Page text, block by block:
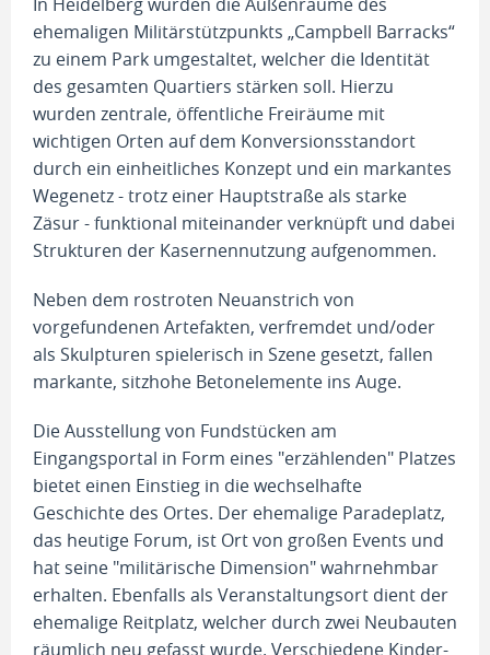
ehemaligen Militärstützpunkts „Campbell Barracks“
zu einem Park umgestaltet, welcher die Identität
des gesamten Quartiers stärken soll. Hierzu
wurden zentrale, öffentliche Freiräume mit
wichtigen Orten auf dem Konversionsstandort
durch ein einheitliches Konzept und ein markantes
Wegenetz - trotz einer Hauptstraße als starke
Zäsur - funktional miteinander verknüpft und dabei
Strukturen der Kasernennutzung aufgenommen.
Neben dem rostroten Neuanstrich von
vorgefundenen Artefakten, verfremdet und/oder
als Skulpturen spielerisch in Szene gesetzt, fallen
markante, sitzhohe Betonelemente ins Auge.
Die Ausstellung von Fundstücken am
Eingangsportal in Form eines "erzählenden" Platzes
bietet einen Einstieg in die wechselhafte
Geschichte des Ortes. Der ehemalige Paradeplatz,
das heutige Forum, ist Ort von großen Events und
hat seine "militärische Dimension" wahrnehmbar
erhalten. Ebenfalls als Veranstaltungsort dient der
ehemalige Reitplatz, welcher durch zwei Neubauten
räumlich neu gefasst wurde. Verschiedene Kinder-